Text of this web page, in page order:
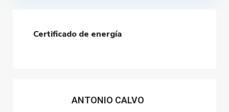
Certificado de energía
ANTONIO CALVO